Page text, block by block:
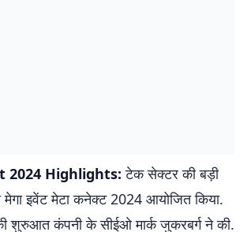
2024 Highlights: टेक सेक्टर की बड़ी
मेगा इवेंट मेटा कनेक्ट 2024 आयोजित किया.
शुरुआत कंपनी के सीईओ मार्क जुकरबर्ग ने की.